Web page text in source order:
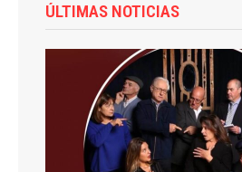
ÚLTIMAS NOTICIAS